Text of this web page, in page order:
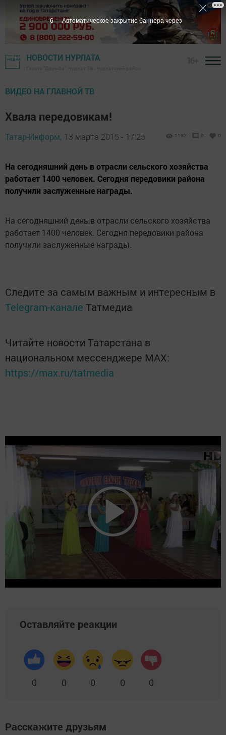
НОВОСТИ НУРЛАТА
ВИДЕО НА ГЛАВНОЙ ТВ
Хвала передовикам!
Татар-Информ, 13 марта 2015 - 17:25 1192 0 0
На сегодняшний день в отрасли сельского хозяйства
работает 1400 человек. Сегодня передовики района
получили заслуженные награды.
На сегодняшний день в отрасли сельского хозяйства
работает 1400 человек. Сегодня передовики района
получили заслуженные награды.
Следите за самым важным и интересным в
Telegram-канале Татмедиа
Читайте новости Татарстана в
национальном мессенджере MАХ:
https://max.ru/tatmedia
Оставляйте реакции
0 0 0 0 0
Расскажите друзьям
5 Автоматическое закрытие баннера через